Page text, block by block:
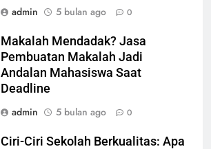
admin
5 bulan ago 0
Makalah Mendadak? Jasa
Pembuatan Makalah Jadi
Andalan Mahasiswa Saat
Deadline
admin
5 bulan ago 0
Ciri-Ciri Sekolah Berkualitas: Apa